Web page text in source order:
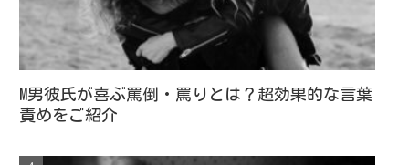
M男彼氏が喜ぶ罵倒・罵りとは？超効果的な言葉
責めをご紹介